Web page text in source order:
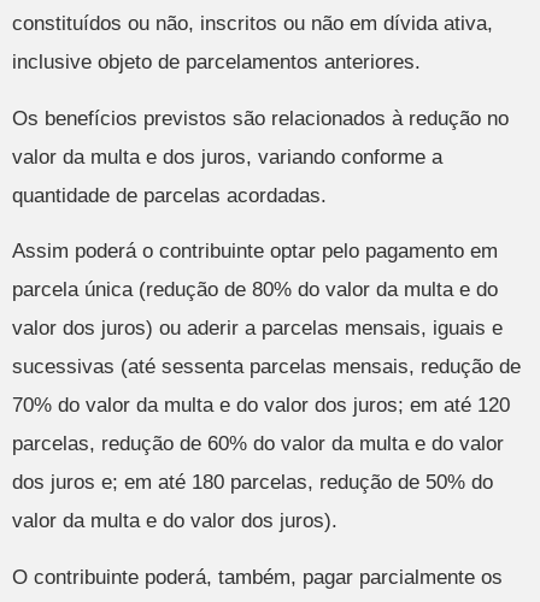
constituídos ou não, inscritos ou não em dívida ativa,
inclusive objeto de parcelamentos anteriores.
Os benefícios previstos são relacionados à redução no
valor da multa e dos juros, variando conforme a
quantidade de parcelas acordadas.
Assim poderá o contribuinte optar pelo pagamento em
parcela única (redução de 80% do valor da multa e do
valor dos juros) ou aderir a parcelas mensais, iguais e
sucessivas (até sessenta parcelas mensais, redução de
70% do valor da multa e do valor dos juros; em até 120
parcelas, redução de 60% do valor da multa e do valor
dos juros e; em até 180 parcelas, redução de 50% do
valor da multa e do valor dos juros).
O contribuinte poderá, também, pagar parcialmente os